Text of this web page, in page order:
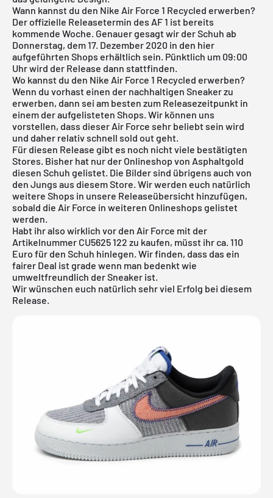
Wann kannst du den Nike Air Force 1 Recycled erwerben?
Der offizielle Releasetermin des AF 1 ist bereits
kommende Woche. Genauer gesagt wir der Schuh ab
Donnerstag, dem 17. Dezember 2020 in den hier
aufgeführten Shops erhältlich sein. Pünktlich um 09:00
Uhr wird der Release dann stattfinden.
Wo kannst du den Nike Air Force 1 Recycled erwerben?
Wenn du vorhast einen der nachhaltigen Sneaker zu
erwerben, dann sei am besten zum Releasezeitpunkt in
einem der aufgelisteten Shops. Wir können uns
vorstellen, dass dieser Air Force sehr beliebt sein wird
und daher relativ schnell sold out geht.
Für diesen Release gibt es noch nicht viele bestätigten
Stores. Bisher hat nur der Onlineshop von Asphaltgold
diesen Schuh gelistet. Die Bilder sind übrigens auch von
den Jungs aus diesem Store. Wir werden euch natürlich
weitere Shops in unsere Releaseübersicht hinzufügen,
sobald die Air Force in weiteren Onlineshops gelistet
werden.
Habt ihr also wirklich vor den Air Force mit der
Artikelnummer CU5625 122 zu kaufen, müsst ihr ca. 110
Euro für den Schuh hinlegen. Wir finden, dass das ein
fairer Deal ist grade wenn man bedenkt wie
umweltfreundlich der Sneaker ist.
Wir wünschen euch natürlich sehr viel Erfolg bei diesem
Release.